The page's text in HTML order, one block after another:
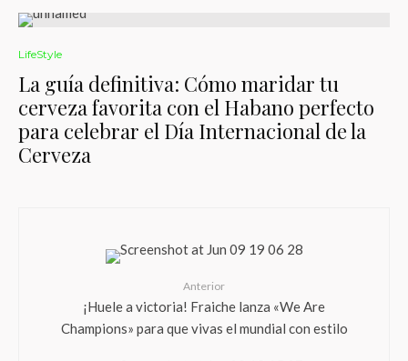
LifeStyle
La guía definitiva: Cómo maridar tu
cerveza favorita con el Habano perfecto
para celebrar el Día Internacional de la
Cerveza
Anterior
¡Huele a victoria! Fraiche lanza «We Are
Champions» para que vivas el mundial con estilo